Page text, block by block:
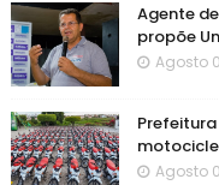
Agente
propõe
Agosto
Agosto